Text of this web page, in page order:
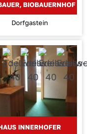
BIOBAUERNHOF
Dorfgastein
INNERHOFER